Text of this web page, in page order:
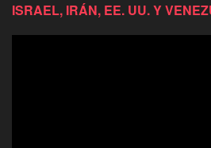
ISRAEL, IRÁN, EE. UU. Y